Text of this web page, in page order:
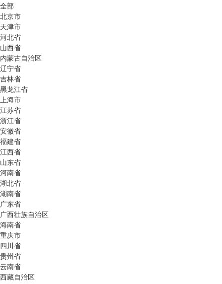
全部
北京市
天津市
河北省
山西省
内蒙古自治区
辽宁省
吉林省
黑龙江省
上海市
江苏省
浙江省
安徽省
福建省
江西省
山东省
河南省
湖北省
湖南省
广东省
广西壮族自治区
海南省
重庆市
四川省
贵州省
云南省
西藏自治区